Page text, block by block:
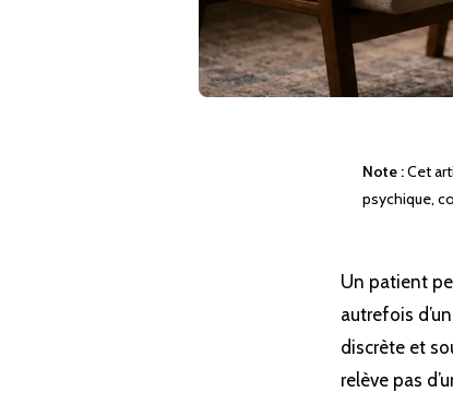
Note :Cet
psychique,
Un patient
autrefois
discrète et
relève pas